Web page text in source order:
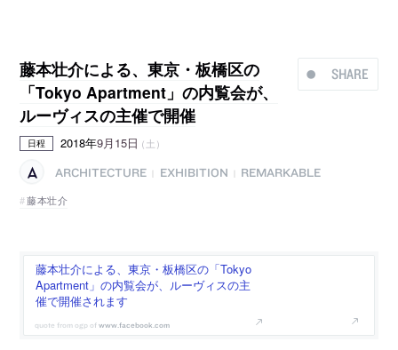
SHARE
藤本壮介による、東京・板橋区の
「Tokyo Apartment」の内覧会が、
ルーヴィスの主催で開催
日程 2018年9月15日（土）
ARCHITECTURE EXHIBITION
REMARKABLE
藤本壮介
藤本壮介による、東京・板橋区の「Tokyo
Apartment」の内覧会が、ルーヴィスの主
催で開催されます
www.facebook.com